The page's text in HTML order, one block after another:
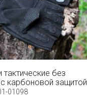
тактические без
карбоновой защитой
01098